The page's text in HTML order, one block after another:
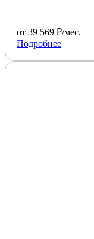
от 39 569 ₽/мес.
Подробнее